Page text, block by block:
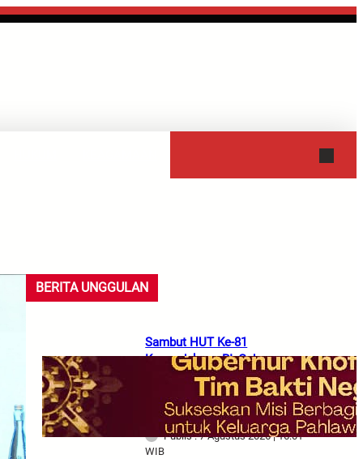
BERITA UNGGULAN
Sambut HUT Ke-81
Kemerdekaan RI, Gubernur
Khofifah Berangkatkan Tim
Bakti Negeri Anak Bangsa Bawa
Bantuan dan Tali Asih
Publis : 7 Agustus 2026 | 16:01
WIB